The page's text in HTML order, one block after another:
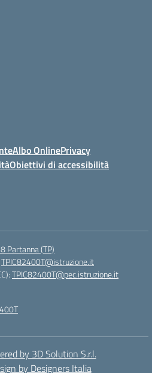
Albo OnlinePrivacy
Obiettivi di accessibilità
Partanna (TP)
TPIC82400T@istruzione.it
TPIC82400T@pec.istruzione.it
by 3D Solution S.r.l.
by Designers Italia